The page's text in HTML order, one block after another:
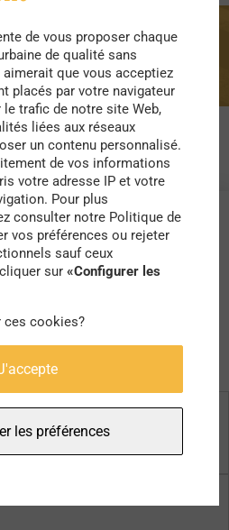
lac
de vous proposer chaque
de qualité sans
que vous acceptiez
placés par votre navigateur
trafic de notre site Web,
liées aux réseaux
un contenu personnalisé.
de vos informations
votre adresse IP et votre
Pour plus
consulter notre Politique de
vos préférences ou rejeter
sauf ceux
sur«Configurer les
ces cookies?
les préférences